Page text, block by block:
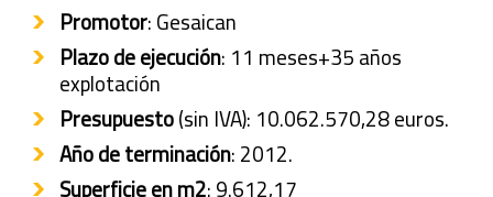
Promotor: Gesaican
Plazo de ejecución: 11 meses+35 años
explotación
Presupuesto(sin IVA): 10.062.570,28 euros.
Año de terminación: 2012.